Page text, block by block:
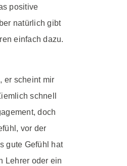
positive
natürlich gibt
einfach dazu.
er scheint mir
schnell
doch
vor der
gute Gefühl hat
Lehrer oder ein